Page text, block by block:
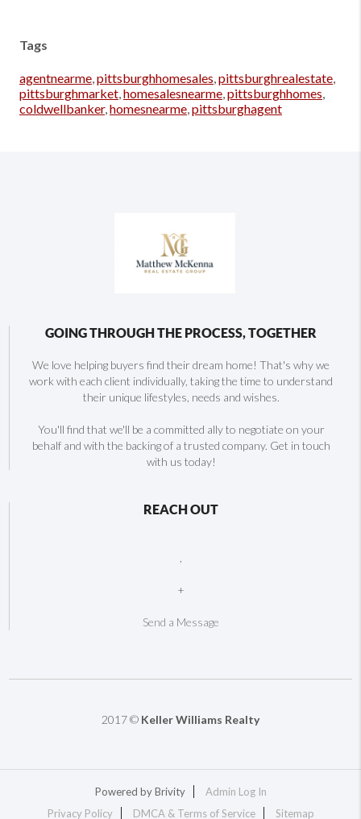
Tags
agentnearme,pittsburghhomesales,pittsburghrealestate,
pittsburghmarket,homesalesnearme,pittsburghhomes,
coldwellbanker,homesnearme,pittsburghagent
GOING THROUGH THE PROCESS, TOGETHER
We love helping buyers find their dream home! That's why we
work with each client individually, taking the time to understand
their unique lifestyles, needs and wishes.
You'll find that we'll be a committed ally to negotiate on your
behalf and with the backing of a trusted company. Get in touch
with us today!
REACH OUT
+
Send a Message
2017 © Keller Williams Realty
Powered byBrivity
Admin Log In
Privacy Policy
DMCA & Terms of Service Sitemap